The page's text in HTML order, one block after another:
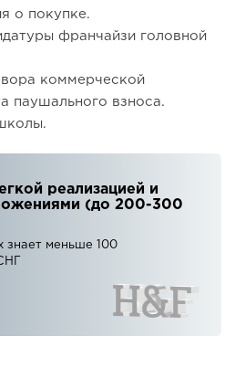
о покупке.
франчайзи головной
коммерческой
паушального взноса.
реализацией и
(до 200-300
знает меньше 100